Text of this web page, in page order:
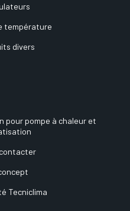
température
divers
pour pompe à chaleur et
Tecniclima